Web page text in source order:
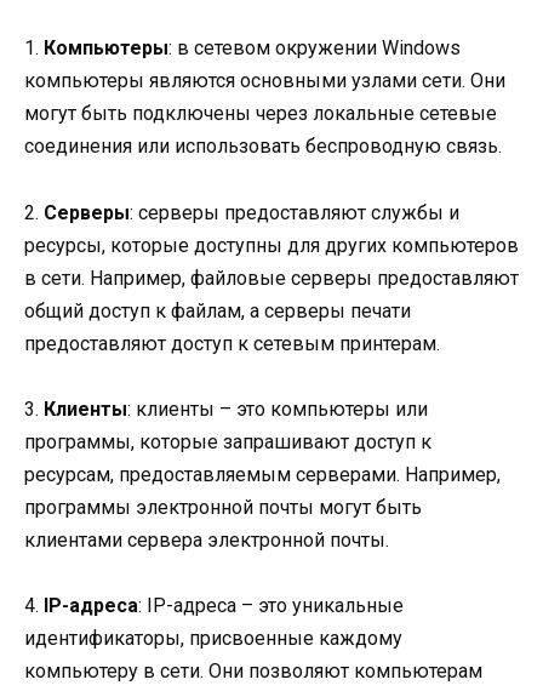
1. Компьютеры: в сетевом окружении Windows
компьютеры являются основными узлами сети. Они
могут быть подключены через локальные сетевые
соединения или использовать беспроводную связь.
2. Серверы: серверы предоставляют службы и
ресурсы, которые доступны для других компьютеров
в сети. Например, файловые серверы предоставляют
общий доступ к файлам, а серверы печати
предоставляют доступ к сетевым принтерам.
3. Клиенты: клиенты – это компьютеры или
программы, которые запрашивают доступ к
ресурсам, предоставляемым серверами. Например,
программы электронной почты могут быть
клиентами сервера электронной почты.
4. IP-адреса: IP-адреса – это уникальные
идентификаторы, присвоенные каждому
компьютеру в сети. Они позволяют компьютерам